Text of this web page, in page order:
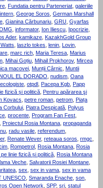
, Fundatia pentru Parteneriat, galeriile
, George Soros, German Marshall
, Gianina Cărbunariu, GRU, Gyarfas
, informator, Ion Iliescu, Ipocrizie,
Ader, kamikaze, KazakhGold Group
, laszlo tokes, lenin, Lovin,
, marc rich, Maria Teresa, Marius
, Mihai Goțiu, Mihail Prokhorov, Mircea
macovei, Munții Cârnic, Muntii
NOUL EL DORADO, nudism, Oana
, otpdl , Pacepa Kgb, Papp
fizică și politică, Pentru apărarea şi
Kovacs, petre roman, petrom, Piața
Corbului, Piatra Despicată, Polyus
, procente, Program Fan Fest,
, Proiectul Rosia Montana, propaganda
, radu vasile, referendum,
, Renate Wever, reteaua soros, rmgc,
, Rompetrol , Rosia Montana, Rosia
linie fizică și politică, Rosia Montana
Veche, Salvatorii Rosiei Montane,
, sex, sex in vama, sex in vama
UNESCO, Smaranda Enache, son,
Open Network, SPP, sri, statul